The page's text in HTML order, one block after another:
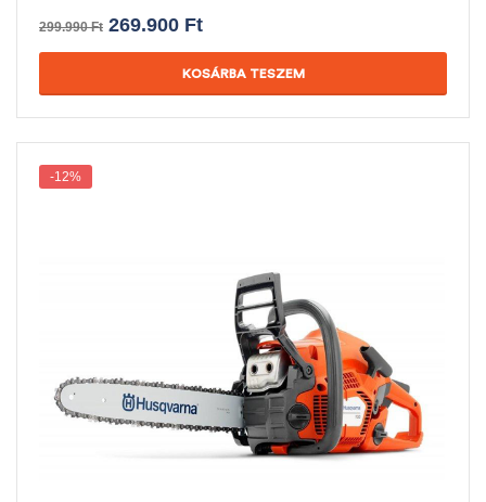
299.990Ft 269.900 Ft
KOSÁRBA TESZEM
-12%